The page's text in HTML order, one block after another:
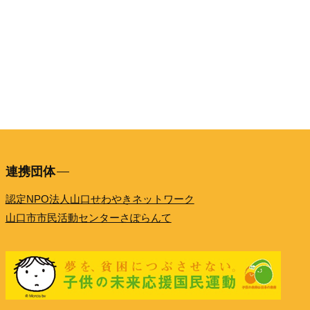
連携団体
認定NPO法人山口せわやきネットワーク
山口市市民活動センターさぽらんて